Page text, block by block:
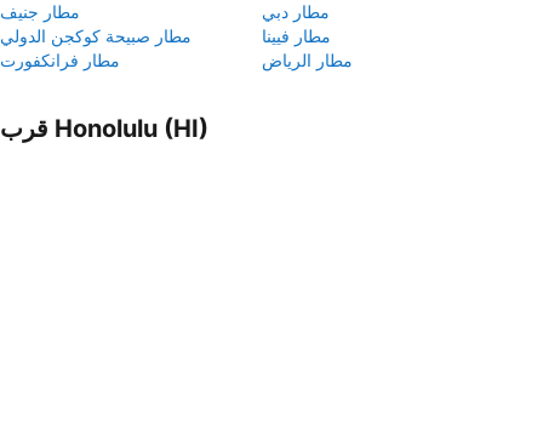
مطار جنيف
مطار دبي
مطار صبيحة كوكجن الدولي
مطار فيينا
مطار فرانكفورت
مطار الرياض
قرب Honolulu (HI)